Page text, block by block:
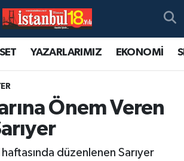
YAZARLARIMIZ EKONOMİ
Önem Veren
düzenlenen Sarıyer